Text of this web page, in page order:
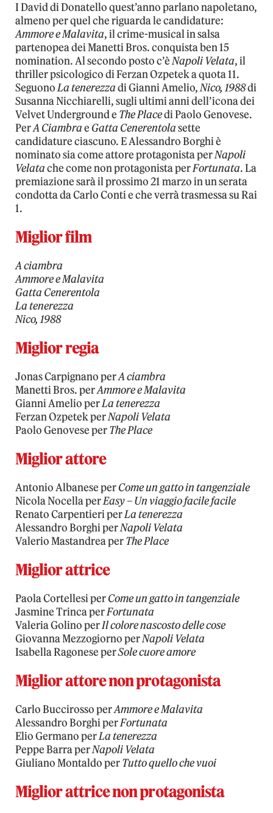
I David di Donatello quest’anno parlano napoletano,
almeno per quel che riguarda le candidature:
Ammore e Malavita, il crime-musical in salsa
partenopea dei Manetti Bros. conquista ben 15
nomination. Al secondo posto c’èNapoli Velata, il
thriller psicologico di Ferzan Ozpetek a quota 11.
SeguonoLa tenerezzadi Gianni Amelio,Nico, 1988di
Susanna Nicchiarelli, sugli ultimi anni dell’icona dei
Velvet Underground e The Placedi Paolo Genovese.
PerA Ciambrae Gatta Cenerentolasette
candidature ciascuno. E Alessandro Borghi è
nominato sia come attore protagonista perNapoli
Velatache come non protagonista perFortunata. La
premiazione sarà il prossimo 21 marzo in un serata
condotta da Carlo Conti e che verrà trasmessa su Rai
1.
Miglior film
A ciambra
Ammore e Malavita
Gatta Cenerentola
La tenerezza
Nico, 1988
Miglior regia
Jonas Carpignano perA ciambra
Manetti Bros. perAmmore e Malavita
Gianni Amelio perLa tenerezza
Ferzan Ozpetek perNapoli Velata
Paolo Genovese perThe Place
Miglior attore
Antonio Albanese perCome un gatto in tangenziale
Nicola Nocella perEasy – Un viaggio facile facile
Renato Carpentieri perLa tenerezza
Alessandro Borghi perNapoli Velata
Valerio Mastandrea perThe Place
Miglior attrice
Paola Cortellesi perCome un gatto in tangenziale
Jasmine Trinca perFortunata
Valeria Golino perIl colore nascosto delle cose
Giovanna Mezzogiorno perNapoli Velata
Isabella Ragonese perSole cuore amore
Miglior attore non protagonista
Carlo Buccirosso perAmmore e Malavita
Alessandro Borghi perFortunata
Elio Germano perLa tenerezza
Peppe Barra perNapoli Velata
Giuliano Montaldo perTutto quello che vuoi
Miglior attrice non protagonista